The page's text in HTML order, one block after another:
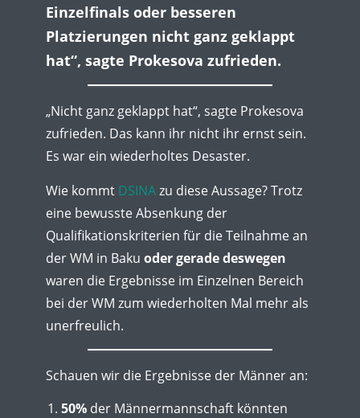
Einzelfinals oder besseren
Platzierungen nicht ganz geklappt
hat“, sagte Prokesova zufrieden.
„Nicht ganz geklappt hat“, sagte Prokesova
zufrieden. Das kann ihr nicht ihr ernst sein.
Es war ein wiederholtes Desaster.
Wie kommt DSINAzu diese Aussage? Trotz
eine bewusste Absenkung der
Qualifikationskriterien für die Teilnahme an
der WM in Baku oder gerade deswegen
waren die Ergebnisse im Einzelnen Bereich
bei der WM zum wiederholten Mal mehr als
unerfreulich.
Schauen wir die Ergebnisse der Männer an:
50% der Männermannschaft könnten